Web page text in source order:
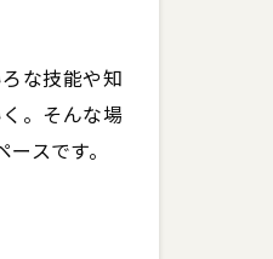
な技能や知
。そんな場
スです。